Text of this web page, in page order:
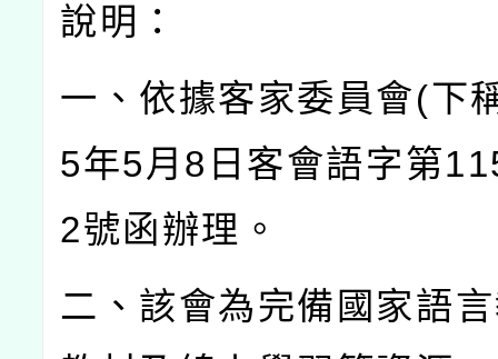
說明：
一、依據客家委員會(下
5年5月 8 日客會語字第
2號函辦理。
二、該會為完備國家語